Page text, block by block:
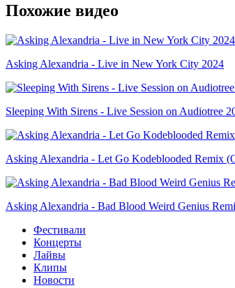
Похожие видео
Asking Alexandria - Live in New York City 2024
Sleeping With Sirens - Live Session on Audiotree
Asking Alexandria - Let Go Kodeblooded Remix
Asking Alexandria - Bad Blood Weird Genius
Фестивали
Концерты
Лайвы
Клипы
Новости